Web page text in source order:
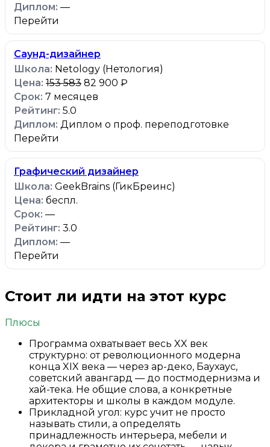
—
Перейти
Cаунд-дизайнер
Netology (Нетология)
153 583 82 900 ₽
7 месяцев
5.0
Диплом о проф. переподготовке
Перейти
Графический дизайнер
GeekBrains (ГикБреинс)
беспл.
—
3.0
—
Перейти
Стоит ли идти на этот курс
Плюсы
Программа охватывает весь XX век
структурно: от революционного модерна
конца XIX века — через ар-деко, Баухаус,
советский авангард — до постмодернизма и
хай-тека. Не общие слова, а конкретные
архитекторы и школы в каждом модуле.
Прикладной угол: курс учит не просто
называть стили, а определять
принадлежность интерьера, мебели и